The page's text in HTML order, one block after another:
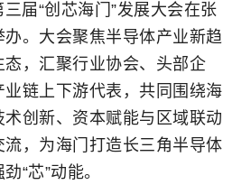
届“创芯海门”发展大会在张
。大会聚焦半导体产业新趋
，汇聚行业协会、头部企
链上下游代表，共同围绕海
创新、资本赋能与区域联动
，为海门打造长三角半导体
“芯”动能。